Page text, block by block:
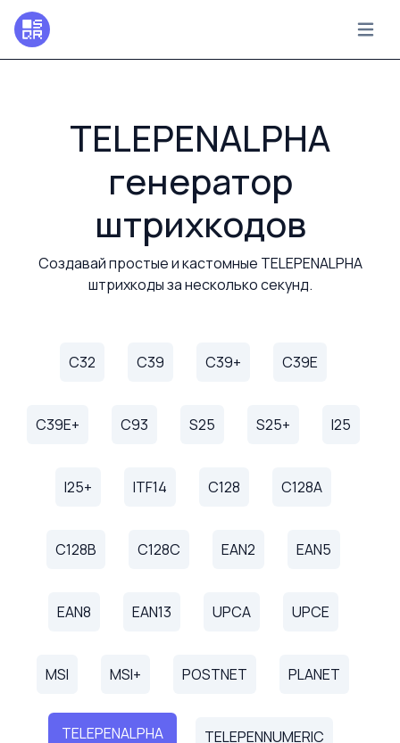
TELEPENALPHA
генератор
штрихкодов
Создавай простые и кастомные TELEPENALPHA
штрихкоды за несколько секунд.
C32 C39 C39+ C39E
C39E+ C93 S25 S25+ I25
I25+ ITF14 C128 C128A
C128B C128C EAN2 EAN5
EAN8 EAN13 UPCA UPCE
MSI MSI+ POSTNET PLANET
TELEPENALPHA TELEPENNUMERIC